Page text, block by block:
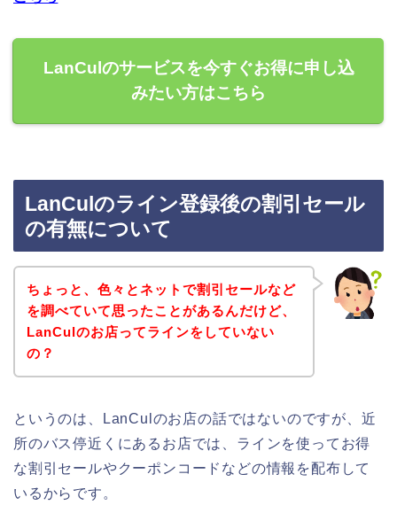
LanCulのサービスを今すぐお得に申し込
みたい方はこちら
LanCulのライン登録後の割引セール
の有無について
ちょっと、色々とネットで割引セールなど
を調べていて思ったことがあるんだけど、
LanCulのお店ってラインをしていない
の？
というのは、LanCulのお店の話ではないのですが、近
所のバス停近くにあるお店では、ラインを使ってお得
な割引セールやクーポンコードなどの情報を配布して
いるからです。